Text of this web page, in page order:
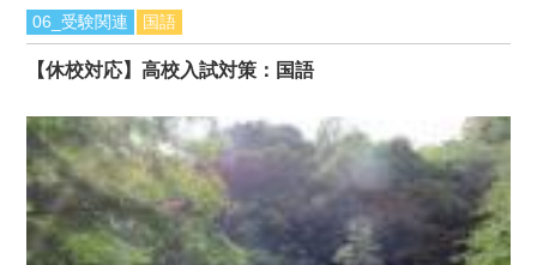
06_受験関連
国語
【休校対応】高校入試対策：国語